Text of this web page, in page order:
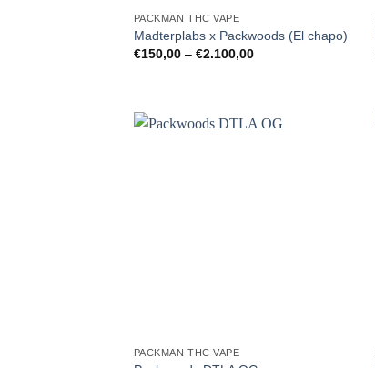
PACKMAN THC VAPE
Madterplabs x Packwoods (El chapo)
€150,00 – €2.100,00Preisspanne:
PACKMAN THC VAPE